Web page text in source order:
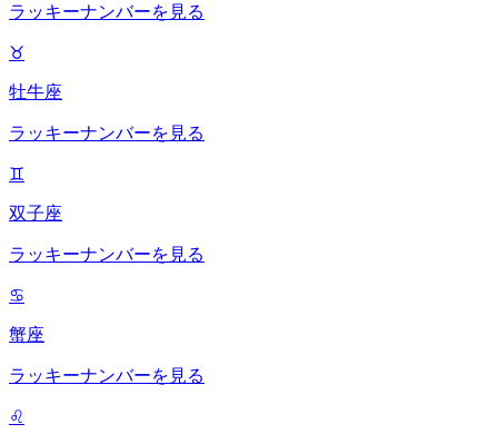
ラッキーナンバーを見る
♉
牡牛座
ラッキーナンバーを見る
♊
双子座
ラッキーナンバーを見る
♋
蟹座
ラッキーナンバーを見る
♌